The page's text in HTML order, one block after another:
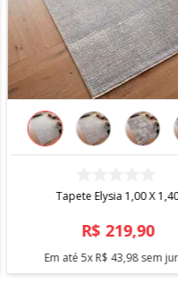
Tapete Elysia 1,00 X
R$ 219,90
Em até5xR$ 43,98sem